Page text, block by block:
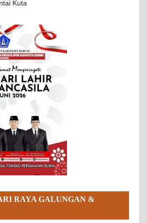
Kuta
RAYA GALUNGAN &